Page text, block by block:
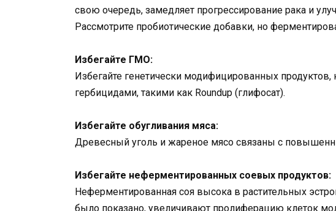
свою очередь, замедляет прогрессирование рака и
Рассмотрите пробиотические добавки, но
Избегайте ГМО:
Избегайте генетически модифицированных
гербицидами, такими как Roundup (глифосат).
Избегайте обугливания мяса:
Древесный уголь и жареное мясо связаны с
Избегайте неферментированных соевых продуктов:
Неферментированная соя высока в растительных
было показано, увеличивают пролиферацию клеток